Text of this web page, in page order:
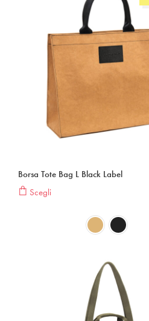
Borsa Tote Bag L Black Label
Scegli